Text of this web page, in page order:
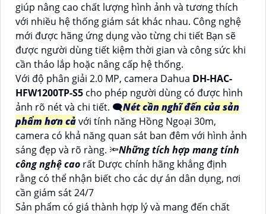
giúp nâng cao chất lượng hình ảnh và tương thích
với nhiều hệ thống giám sát khác nhau. Công nghệ
mới được hãng ứng dụng vào từng chi tiết Bạn sẽ
được người dùng tiết kiệm thời gian và công sức khi
cần tháo lắp hoặc nâng cấp hệ thống.
Với độ phân giải 2.0 MP, camera Dahua DH-HAC-
HFW1200TP-S5 cho phép người dùng có được hình
ảnh rõ nét và chi tiết. 🗨️Nét cần nghĩ đến của sản
phẩm hơn cảvới tính năng Hồng Ngoại 30m,
camera có khả năng quan sát ban đêm với hình ảnh
sáng đẹp và rõ ràng. 🔦Những tích hợp mang tính
công nghệ cao rất Dược chính hãng khẳng định
rằng có thể nhận biết cho các dự án dân dụng, nơi
cần giám sát 24/7
Sản phẩm có giá thành hợp lý và mang đến chất